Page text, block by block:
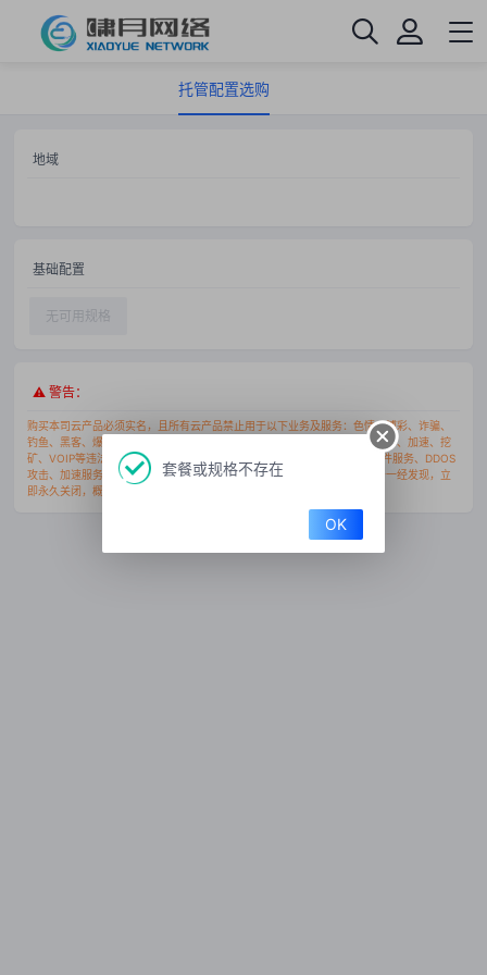
托管配置选购
地域
基础配置
无可用规格
⚠ 警告：
购买本司云产品必须实名，且所有云产品禁止用于以下业务及服务：色情、博彩、诈骗、
钓鱼、黑客、爆破、病毒、外挂、扫描、传奇游戏、网盘、小说、影视、拨号、加速、挖
矿、VOIP等违法违规用途。禁止搭建VPN服务、DNS服务、NTP服务、邮件服务、DDOS
攻击、加速服务、代刷平台、发卡网、支付平台、挖矿中转以上业务及服务一经发现，立
即永久关闭，概不退款且移交资料到公安部门处理。
套餐或规格不存在
OK